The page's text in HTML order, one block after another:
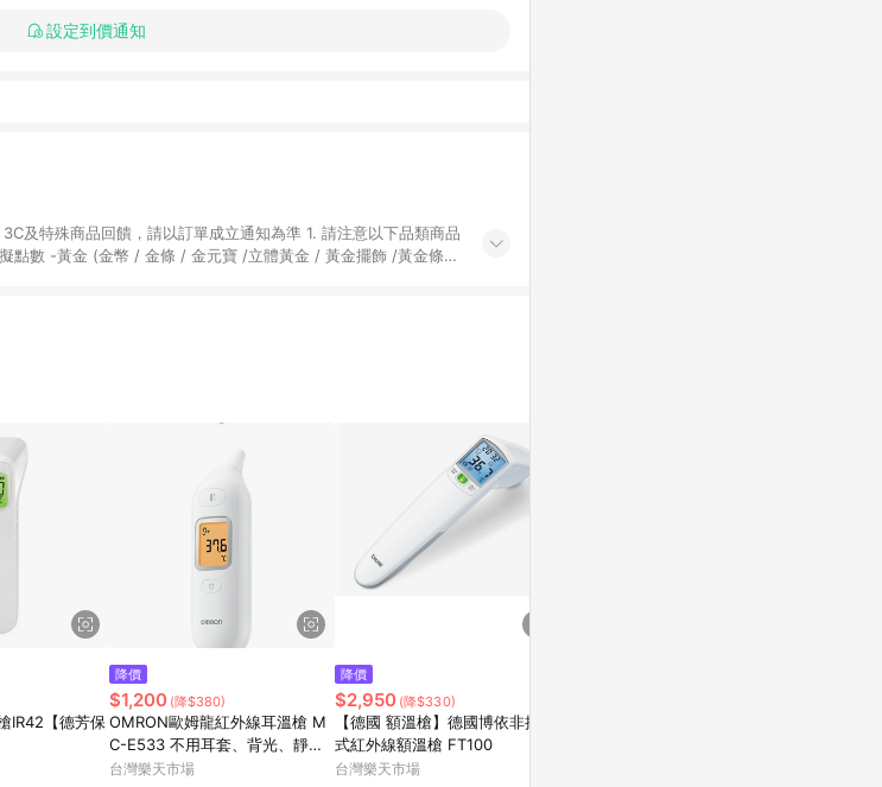
設定到價通知
回饋，請以訂單成立通知為準 1. 請注意以下品類商品
點數 -黃金 (金幣 / 金條 / 金元寶 /立體黃金 / 黃金擺飾 /黃金條
場中有標示「商店」及顯示商店名稱者(指定活動店家除外) 3. 訂
IR42【德芳保
降價
$1,200 (降$380)
OMRON歐姆龍紅外線耳溫槍 M
C-E533 不用耳套、背光、靜
音、發燒警示 憨吉小舖
台灣樂天市場
降價
$2,950 (降$330)
【德國 額溫槍】德國博依非接觸
式紅外線額溫槍 FT100
台灣樂天市場